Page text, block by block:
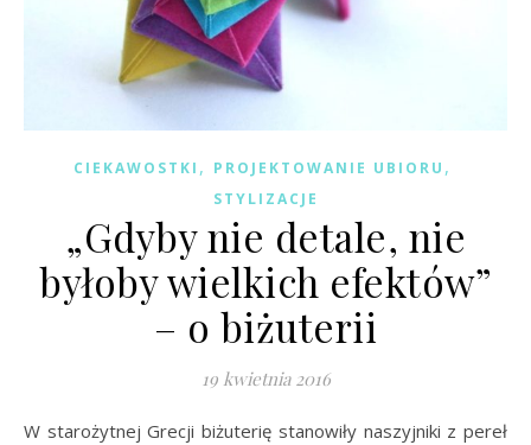
CIEKAWOSTKI , PROJEKTOWANIE UBIORU ,
STYLIZACJE
„Gdyby nie detale, nie
byłoby wielkich efektów”
– o biżuterii
19 kwietnia 2016
W starożytnej Grecji biżuterię stanowiły naszyjniki z pereł